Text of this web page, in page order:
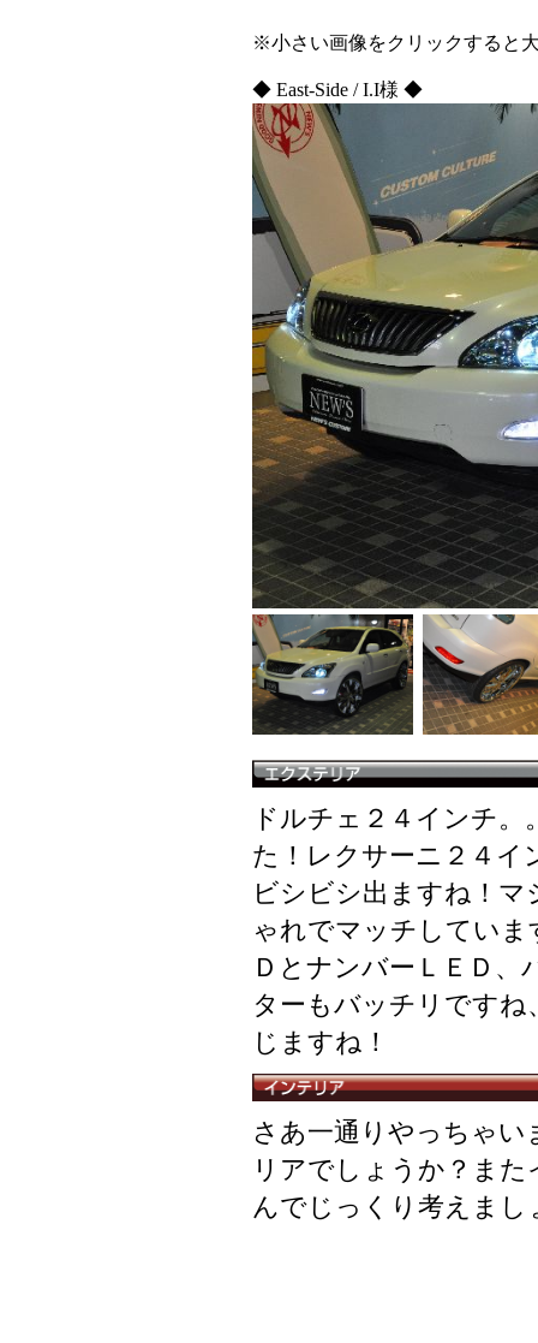
※小さい画像をクリックすると
◆ East-Side / I.I様 ◆
ドルチェ２４インチ
た！レクサーニ２４イ
ビシビシ出ますね！
ゃれでマッチしてい
ＤとナンバーＬＥＤ、
ターもバッチリです
じますね！
さあ一通りやっちゃ
リアでしょうか？ま
んでじっくり考えまし